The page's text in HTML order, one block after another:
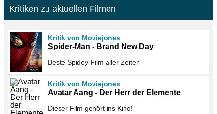
Kritiken zu aktuellen Filmen
Kritik von Moviejones
Spider-Man - Brand New Day
Beste Spidey-Film aller Zeiten
Kritik von Moviejones
Avatar Aang - Der Herr der Elemente
Dieser Film gehört ins Kino!